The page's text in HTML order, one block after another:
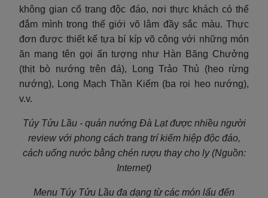
không gian cổ trang độc đáo, nơi thực khách có thể
đắm mình trong thế giới võ lâm đầy sắc màu. Thực
đơn được thiết kế tựa bí kíp võ công với những món
ăn mang tên gọi ấn tượng như Hàn Băng Chưởng
(thịt bò nướng trên đá), Long Trảo Thủ (heo rừng
nướng), Long Mạch Thần Kiếm (ba rọi heo nướng),
v.v.
Túy Tửu Lầu - quán nướng Đà Lạt được nhiều người
review với phong cách trang trí kiếm hiệp độc đáo,
cách uống nước bằng chén rượu thay cho ly (Nguồn:
Internet)
Menu Túy Tửu Lầu đa dạng từ các món lẩu đến